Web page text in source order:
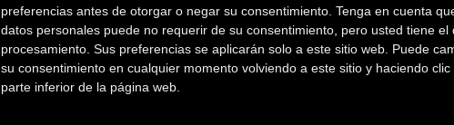
preferencias antes de otorgar o negar su consentimiento. Tenga en cuenta
datos personales puede no requerir de su consentimiento, pero usted tiene
procesamiento. Sus preferencias se aplicarán solo a este sitio web. Puede
su consentimiento en cualquier momento volviendo a este sitio y haciendo
parte inferior de la página web.